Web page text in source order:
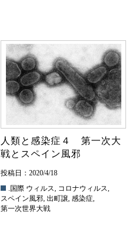
人類と感染症４ 第一次大
戦とスペイン風邪
投稿日：2020/4/18
.国際 ウィルス, コロナウィルス,
スペイン風邪, 出町譲, 感染症,
第一次世界大戦